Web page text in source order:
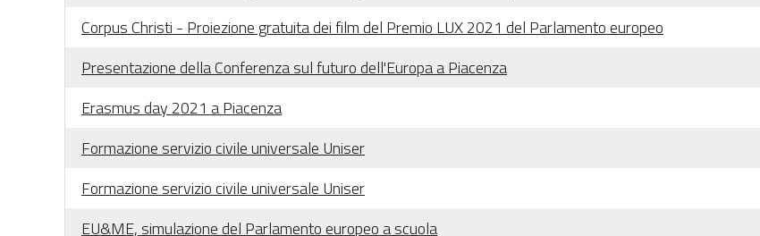
Corpus Christi - Proiezione gratuita dei film del Premio LUX 2021 del Parlamento europeo
Presentazione della Conferenza sul futuro dell'Europa a Piacenza
Erasmus day 2021 a Piacenza
Formazione servizio civile universale Uniser
Formazione servizio civile universale Uniser
EU&ME, simulazione del Parlamento europeo a scuola